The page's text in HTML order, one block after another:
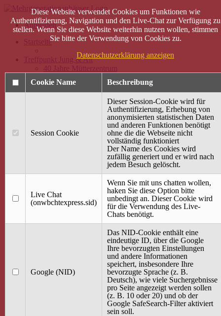
Anmelden
Startseite
Treffpunkt Jung & Alt
40 Jahre Mütterzentrum
Familiencafé
Terminkalender
Gemeinsam unterwegs
Kurse
Angebot / Kurs suchen
Babybauch & Elternschaft
Bewegung
Ernährung
Umwelt
Hilfen
Diese Website verwendet Cookies um Funktionen wie
Authentifizierung, Navigation und den Live-Chat zur Verfügung zu
stellen. Wenn Sie diese Website weiterhin nutzen wollen, stimmen
Sie bitte der Verwendung von Cookies zu.
Datenschutzerklärung anzeigen
Cookie Name Beschreibung
Session Cookie
Dieser Session-Cookie wird für
Authentifizierung, Erhebung von
anonymisierten statistischen Daten
und anderen Funktionen benötigt
ohne die die Webseite nicht
vollständig funktioniert
Der Name des Cookies wird
zufällig generiert und er wird nach
jedem Besuch gelöscht.
Live Chat
(onwbchtexpress.sid)
Wenn Sie mit uns chatten wollen,
haken Sie diese Option bitte
unbedingt an. Dieser Cookie wird
für die Verwendung des Live-
Chats benötigt.
Google (NID)
Das NID-Cookie enthält eine
eindeutige ID, über die Google
Ihre bevorzugten Einstellungen
und andere Informationen
speichert, insbesondere Ihre
bevorzugte Sprache (z. B.
Deutsch), wie viele Suchergebnisse
pro Seite angezeigt werden sollen
(z. B. 10 oder 20) und ob der
Google SafeSearch-Filter aktiviert
sein soll.